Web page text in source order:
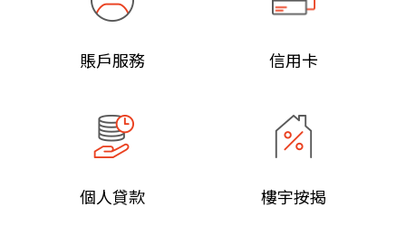
賬戶服務 信用卡
個人貸款 樓宇按揭